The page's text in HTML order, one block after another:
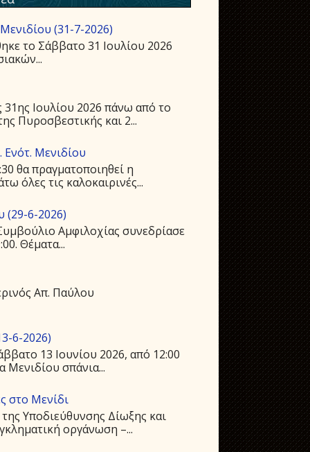
(31-7-2026)
το Σάββατο 31 Ιουλίου 2026
Ιουλίου 2026 πάνω από το
Πυροσβεστικής και 2...
Ενότ. Μενιδίου
θα πραγματοποιηθεί η
όλες τις καλοκαιρινές...
(29-6-2026)
Αμφιλοχίας συνεδρίασε
Θέματα...
Απ. Παύλου
6-2026)
13 Ιουνίου 2026, από 12:00
Μενιδίου σπάνια...
στο Μενίδι
Υποδιεύθυνσης Δίωξης και
οργάνωση –...